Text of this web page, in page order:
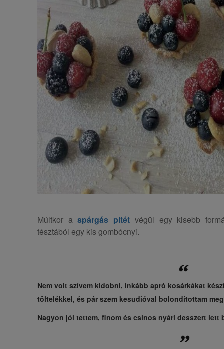
Múltkor aspárgás pitét végül egy kisebb
tésztából egy kis gombócnyi.
Nem volt szívem kidobni, inkább apró kosárkákat
töltelékkel, és pár szem kesudióval bolondítottam
Nagyon jól tettem, finom és csinos nyári desszert lett